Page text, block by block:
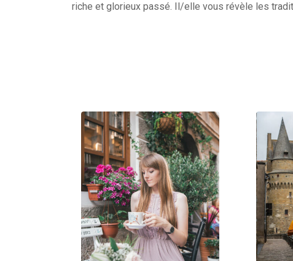
riche et glorieux passé. Il/elle vous révèle les